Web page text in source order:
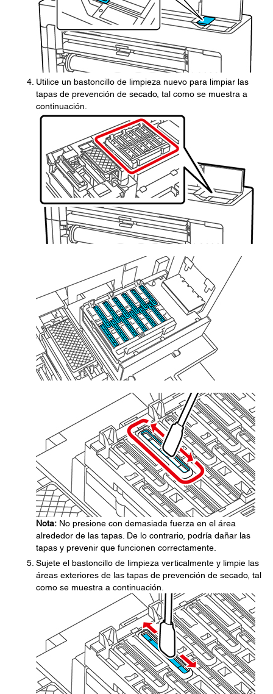
Utilice un bastoncillo de limpieza nuevo para limpiar las
tapas de prevención de secado, tal como se muestra a
continuación.
Nota: No presione con demasiada fuerza en el área
alrededor de las tapas. De lo contrario, podría dañar las
tapas y prevenir que funcionen correctamente.
Sujete el bastoncillo de limpieza verticalmente y limpie las
áreas exteriores de las tapas de prevención de secado, tal
como se muestra a continuación.